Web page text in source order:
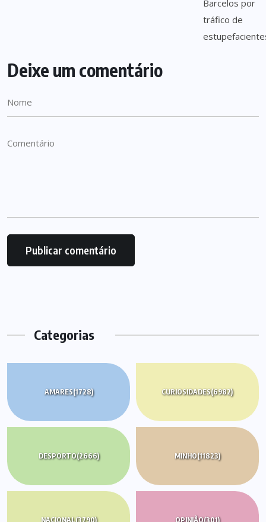
Deixe um comentário
Categorias
AMARES(1728) CURIOSIDADES(6982)
DESPORTO(2666) MINHO(11823)
NACIONAL(3790) OPINIÃO(301)